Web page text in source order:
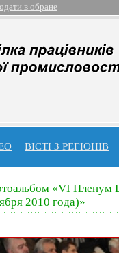
в обране
ВІСТІ З РЕГІОНІВ
«VI Пленум
2010 года)»